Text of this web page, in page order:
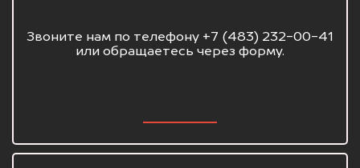
Звоните нам по телефону +7 (483) 232-00-41
или обращаетесь через форму.